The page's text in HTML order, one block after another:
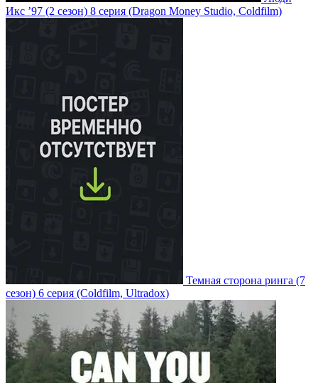
Икс ’97 (2 сезон) 8 серия (Dragon Money Studio, Coldfilm)
Темная сторона ринга (7
сезон) 6 серия (Coldfilm, Ultradox)